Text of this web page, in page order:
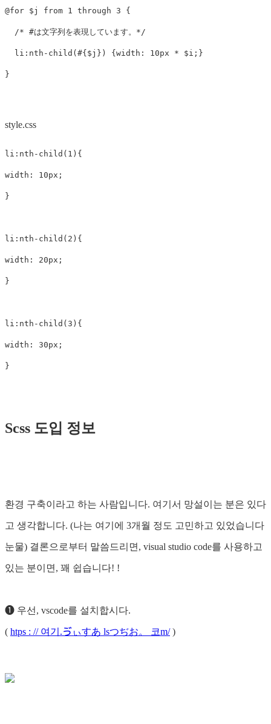
@for $j from 1 through 3 {
/* #は文字列を表現しています。*/
li :nth-child ( #{ $j } ) { width : 10px * $i ;}
}
style.css
li :nth-child ( 1 ) {
width : 10px ;
}
li :nth-child ( 2 ) {
width : 20px ;
}
li :nth-child ( 3 ) {
width : 30px ;
}
Scss 도입 정보
환경 구축이라고 하는 사람입니다. 여기서 망설이는 분은 있다
고 생각합니다. (나는 여기에 3개월 정도 고민하고 있었습니다
눈물) 결론으로부터 말씀드리면, visual studio code를 사용하고
있는 분이면, 꽤 쉽습니다! !
❶ 우선, vscode를 설치합시다.
( htps : // 여기.ゔぃすあ lsつぢお。 코m/)